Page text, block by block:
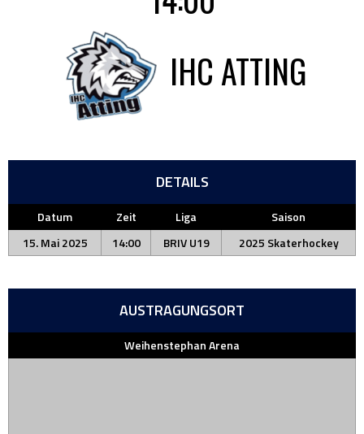
IHC ATTING
DETAILS
Datum Zeit Liga
Saison
15. Mai 2025
14:00 BRIV U19 2025 Skaterhockey
AUSTRAGUNGSORT
Weihenstephan Arena